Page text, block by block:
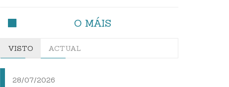
O MÁIS
VISTO ACTUAL
28/07/2026